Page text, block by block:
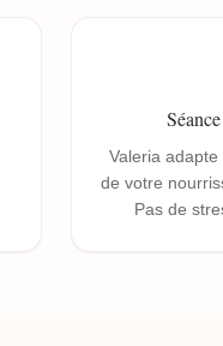
Valeria
de votre
Pas de